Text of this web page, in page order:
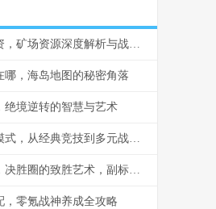
和平精英矿场有什么物资，矿场资源深度解析与战术指南
，海岛地图的秘密角落
绝境逆转的智慧与艺术
和平精英怎么更换其他模式，从经典竞技到多元战场的自由切换
和平精英后期卡点教学，决胜圈的致胜艺术，副标题，决赛圈意识与战术执行精要
零氪战神养成全攻略